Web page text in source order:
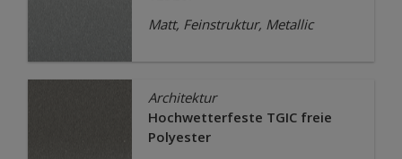
Matt, Feinstruktur, Metallic
Architektur
Hochwetterfeste TGIC freie
Polyester